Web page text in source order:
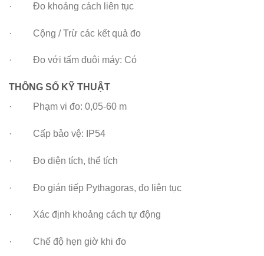
· Đo khoảng cách liên tục
· Cộng / Trừ các kết quả đo
· Đo với tấm đuôi máy: Có
THÔNG SỐ KỸ THUẬT
· Phạm vi đo: 0,05-60 m
· Cấp bảo vệ: IP54
· Đo diện tích, thể tích
· Đo gián tiếp Pythagoras, đo liên tục
· Xác định khoảng cách tự động
· Chế độ hẹn giờ khi đo